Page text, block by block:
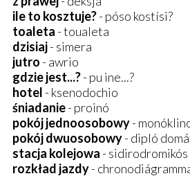
ile to kosztuje?- póso kostísi?
toaleta - toualeta
dzisiaj- simera
jutro - awrio
gdzie jest...?- pu ine...?
hotel - ksenodochio
śniadanie- proinó
pokój jednoosobowy-
pokój dwuosobowy- dipló
stacja kolejowa -
rozkład jazdy-